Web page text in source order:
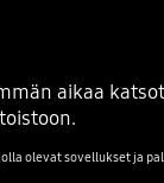
aikaa
olevat sovellukset ja